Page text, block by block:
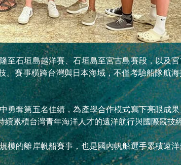
石垣島越洋賽、石垣島至宮古島賽段，以及
賽事橫跨台灣與日本海域，不僅考驗船隊航
奪第五名佳績，為產學合作模式寫下亮眼成
累積台灣青年海洋人才的遠洋航行與國際競技
的離岸帆船賽事，也是國內帆船選手累積遠